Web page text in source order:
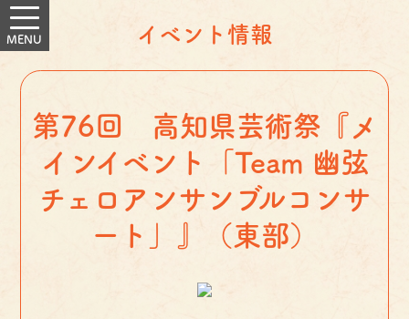
イベント情報
第76回 高知県芸術祭『メ
インイベント「Team 幽弦
チェロアンサンブルコンサ
ート」』（東部）